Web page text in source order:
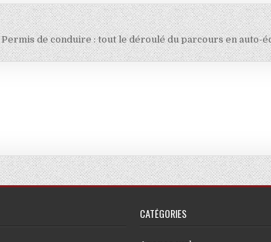
Permis de conduire : tout le déroulé du parcours en auto-
CATÉGORIES